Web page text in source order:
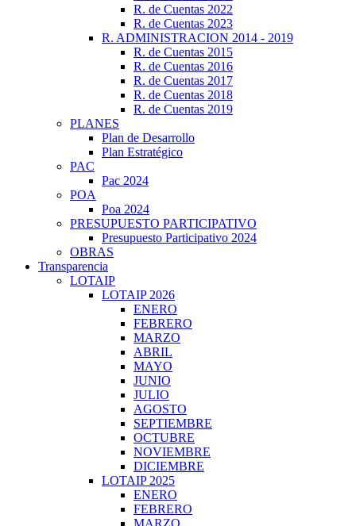
R. de Cuentas 2022
R. de Cuentas 2023
R. ADMINISTRACION 2014 - 2019
R. de Cuentas 2015
R. de Cuentas 2016
R. de Cuentas 2017
R. de Cuentas 2018
R. de Cuentas 2019
PLANES
Plan de Desarrollo
Plan Estratégico
PAC
Pac 2024
POA
Poa 2024
PRESUPUESTO PARTICIPATIVO
Presupuesto Participativo 2024
OBRAS
Transparencia
LOTAIP
LOTAIP 2026
ENERO
FEBRERO
MARZO
ABRIL
MAYO
JUNIO
JULIO
AGOSTO
SEPTIEMBRE
OCTUBRE
NOVIEMBRE
DICIEMBRE
LOTAIP 2025
ENERO
FEBRERO
MARZO